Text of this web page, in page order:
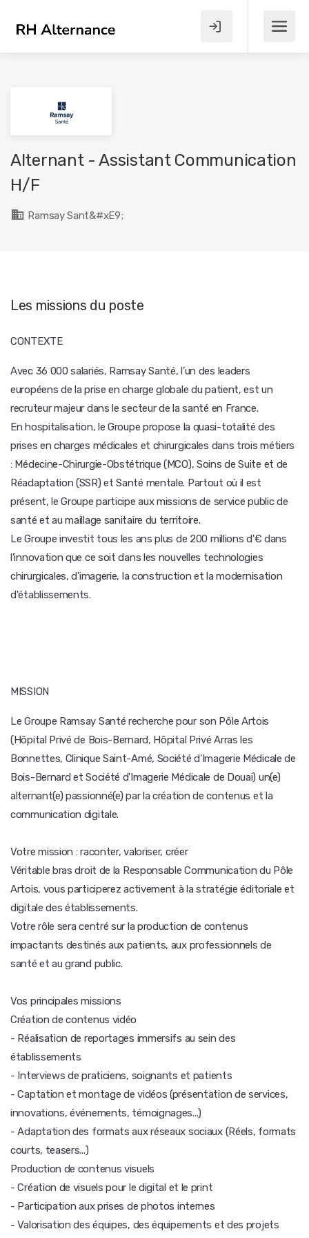
Alternant - Assistant Communication
H/F
Ramsay Sant&#xE9;
Les missions du poste
CONTEXTE
Avec 36 000 salariés, Ramsay Santé, l'un des leaders
européens de la prise en charge globale du patient, est un
recruteur majeur dans le secteur de la santé en France.
En hospitalisation, le Groupe propose la quasi-totalité des
prises en charges médicales et chirurgicales dans trois métiers
: Médecine-Chirurgie-Obstétrique (MCO), Soins de Suite et de
Réadaptation (SSR) et Santé mentale. Partout où il est
présent, le Groupe participe aux missions de service public de
santé et au maillage sanitaire du territoire.
Le Groupe investit tous les ans plus de 200 millions d'€ dans
l'innovation que ce soit dans les nouvelles technologies
chirurgicales, d'imagerie, la construction et la modernisation
d'établissements.
MISSION
Le Groupe Ramsay Santé recherche pour son Pôle Artois
(Hôpital Privé de Bois-Bernard, Hôpital Privé Arras les
Bonnettes, Clinique Saint-Amé, Société d'Imagerie Médicale de
Bois-Bernard et Société d'Imagerie Médicale de Douai) un(e)
alternant(e) passionné(e) par la création de contenus et la
communication digitale.
Votre mission : raconter, valoriser, créer
Véritable bras droit de la Responsable Communication du Pôle
Artois, vous participerez activement à la stratégie éditoriale et
digitale des établissements.
Votre rôle sera centré sur la production de contenus
impactants destinés aux patients, aux professionnels de
santé et au grand public.
Vos principales missions
Création de contenus vidéo
- Réalisation de reportages immersifs au sein des
établissements
- Interviews de praticiens, soignants et patients
- Captation et montage de vidéos (présentation de services,
innovations, événements, témoignages...)
- Adaptation des formats aux réseaux sociaux (Réels, formats
courts, teasers...)
Production de contenus visuels
- Création de visuels pour le digital et le print
- Participation aux prises de photos internes
- Valorisation des équipes, des équipements et des projets